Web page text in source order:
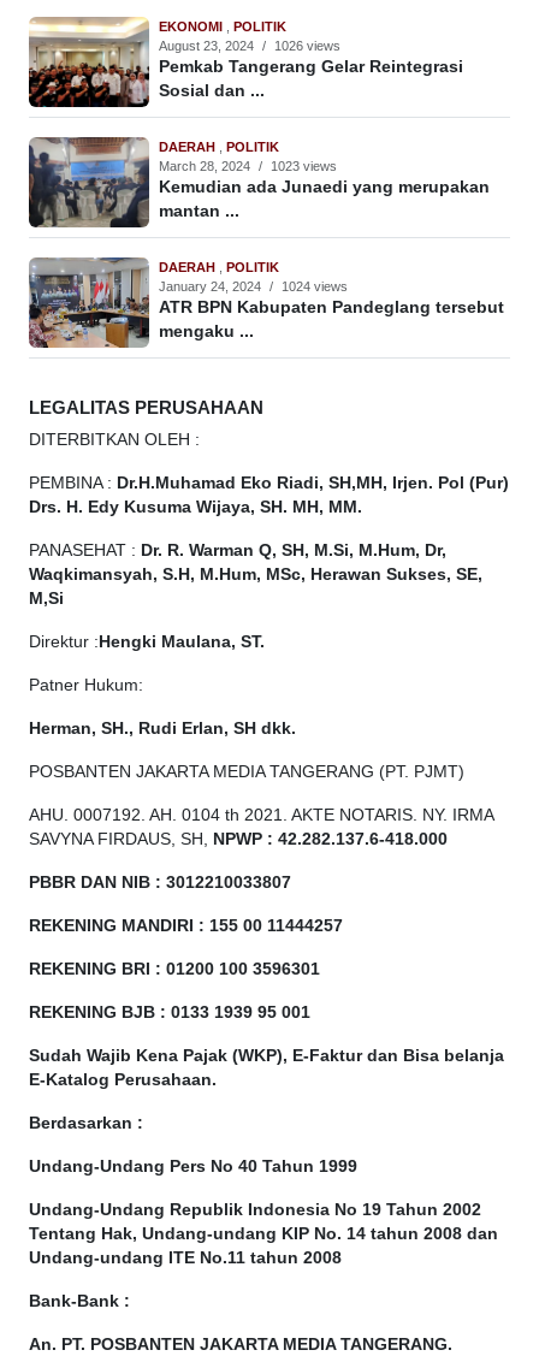
EKONOMI , POLITIK
August 23, 2024 / 1026 views
Pemkab Tangerang Gelar Reintegrasi
Sosial dan ...
DAERAH , POLITIK
March 28, 2024 / 1023 views
Kemudian ada Junaedi yang merupakan
mantan ...
DAERAH , POLITIK
January 24, 2024 / 1024 views
ATR BPN Kabupaten Pandeglang tersebut
mengaku ...
LEGALITAS PERUSAHAAN
DITERBITKAN OLEH :
PEMBINA : Dr.H.Muhamad Eko Riadi, SH,MH, Irjen. Pol (Pur)
Drs. H. Edy Kusuma Wijaya, SH. MH, MM.
PANASEHAT : Dr. R. Warman Q, SH, M.Si, M.Hum, Dr,
Waqkimansyah, S.H, M.Hum, MSc, Herawan Sukses, SE,
M,Si
Direktur : Hengki Maulana, ST.
Patner Hukum:
Herman, SH., Rudi Erlan, SH dkk.
POSBANTEN JAKARTA MEDIA TANGERANG (PT. PJMT)
AHU. 0007192. AH. 0104 th 2021. AKTE NOTARIS. NY. IRMA
SAVYNA FIRDAUS, SH, NPW P : 42.282.137.6-418.000
PBBR DAN NIB : 3012210033807
REKENING MANDIRI : 155 00 11444257
REKENING BRI : 01200 100 3596301
REKENING BJB : 0133 1939 95 001
Sudah Wajib Kena Pajak (WKP), E-Faktur dan Bisa belanja
E-Katalog Perusahaan.
Berdasarkan :
Undang-Undang Pers No 40 Tahun 1999
Undang-Undang Republik Indonesia No 19 Tahun 2002
Tentang Hak, Undang-undang KIP No. 14 tahun 2008 dan
Undang-undang ITE No.11 tahun 2008
Bank-Bank :
An. PT. POSBANTEN JAKARTA MEDIA TANGERANG.